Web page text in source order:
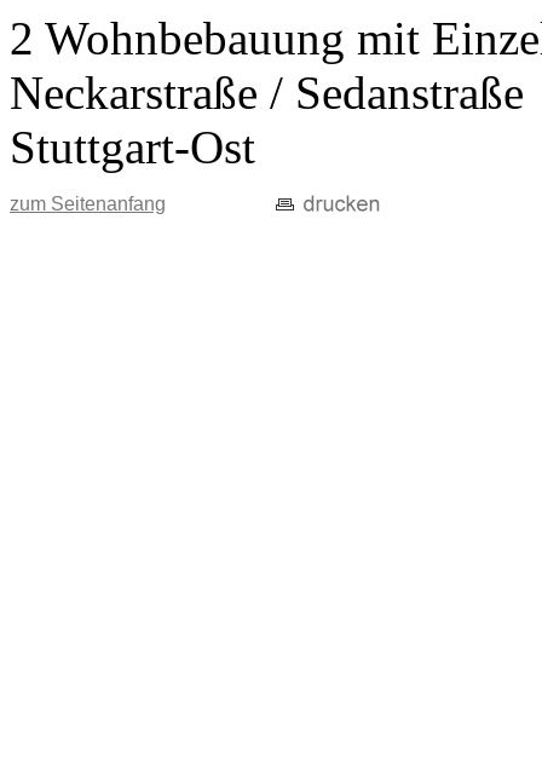
2 Wohnbebauung mit
Neckarstraße / Sedanstraße
Stuttgart-Ost
zum Seitenanfang